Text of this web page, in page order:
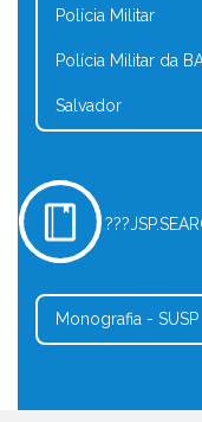
Polícia Militar
Polícia Militar da
Salvador
Monografia - SUSP